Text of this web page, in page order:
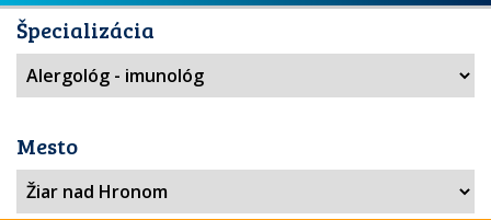
Špecializácia
Mesto